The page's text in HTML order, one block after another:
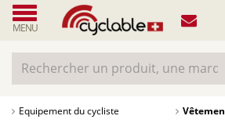
MENU
Equipement du cycliste